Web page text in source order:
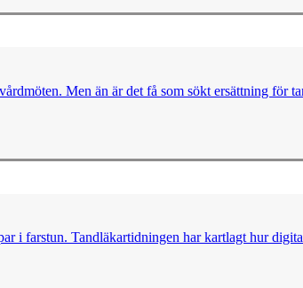
Men än är det få som sökt ersättning för
i farstun. Tandläkartidningen har kartlagt hur